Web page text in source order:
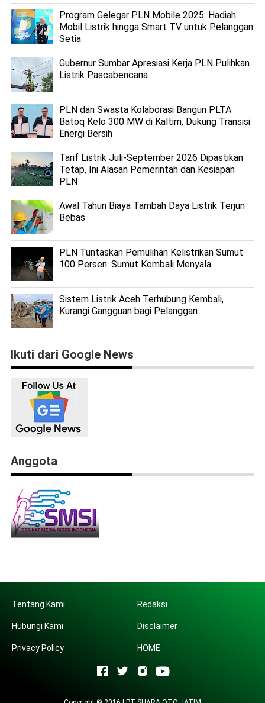
Program Gelegar PLN Mobile 2025: Hadiah
Mobil Listrik hingga Smart TV untuk Pelanggan
Setia
Gubernur Sumbar Apresiasi Kerja PLN Pulihkan
Listrik Pascabencana
PLN dan Swasta Kolaborasi Bangun PLTA
Batoq Kelo 300 MW di Kaltim, Dukung Transisi
Energi Bersih
Tarif Listrik Juli-September 2026 Dipastikan
Tetap, Ini Alasan Pemerintah dan Kesiapan
PLN
Awal Tahun Biaya Tambah Daya Listrik Terjun
Bebas
PLN Tuntaskan Pemulihan Kelistrikan Sumut
100 Persen. Sumut Kembali Menyala
Sistem Listrik Aceh Terhubung Kembali,
Kurangi Gangguan bagi Pelanggan
Ikuti dari Google News
Anggota
Tentang Kami Redaksi
Hubungi Kami Disclaimer
Privacy Policy HOME